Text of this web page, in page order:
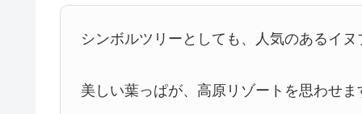
シンボルツリーとしても、人気のあるイヌ
美しい葉っぱが、高原リゾートを思わせま